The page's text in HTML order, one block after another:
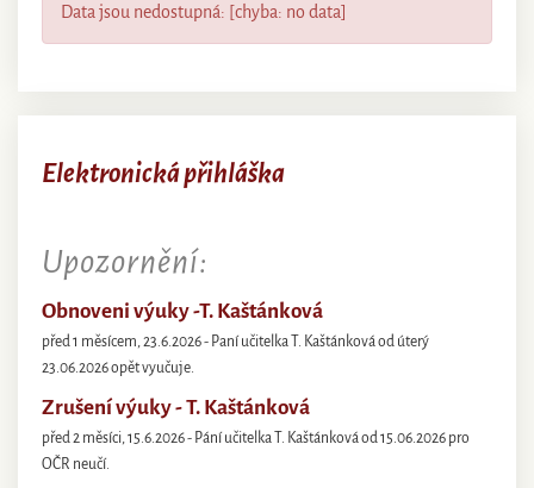
Data jsou nedostupná: [chyba: no data]
Elektronická přihláška
Upozornění:
Obnoveni výuky -T. Kaštánková
před 1 měsícem, 23.6.2026 - Paní učitelka T. Kaštánková od úterý
23.06.2026 opět vyučuje.
Zrušení výuky - T. Kaštánková
před 2 měsíci, 15.6.2026 - Pání učitelka T. Kaštánková od 15.06.2026 pro
OČR neučí.